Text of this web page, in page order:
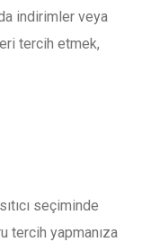
indirimler veya
tercih etmek,
seçiminde
tercih yapmanıza